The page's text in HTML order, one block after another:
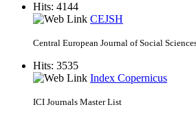
Hits: 4144
CEJSH
Central European Journal of Social
Hits: 3535
Index Copernicus
ICI Journals Master List